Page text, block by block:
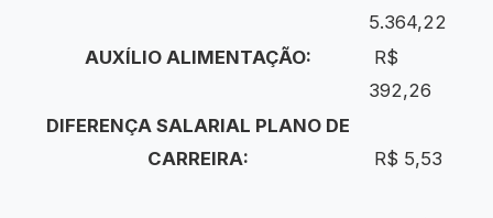
5.364,22
AUXÍLIO ALIMENTAÇÃO:
R$
392,26
DIFERENÇA SALARIAL PLANO DE
CARREIRA:
R$ 5,53